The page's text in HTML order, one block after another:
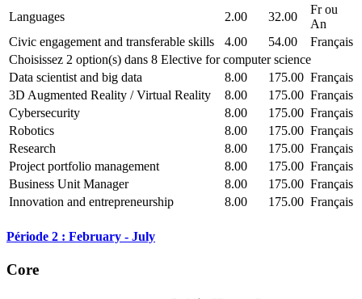
Languages 2.00 32.00
Fr ou
An
Civic engagement and transferable skills
4.00 54.00
Français
Choisissez 2 option(s) dans 8 Elective for computer science
Data scientist and big data
8.00 175.00 Français
3D Augmented Reality / Virtual Reality
8.00 175.00 Français
Cybersecurity
8.00 175.00 Français
Robotics
8.00 175.00 Français
Research
8.00 175.00 Français
Project portfolio management
8.00 175.00 Français
Business Unit Manager
8.00 175.00 Français
Innovation and entrepreneurship
8.00 175.00 Français
Période 2 : February - July
Core